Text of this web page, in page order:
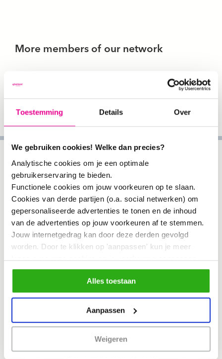
Toestemming Details Over
We gebruiken cookies! Welke dan precies?
Analytische cookies om je een optimale
gebruikerservaring te bieden.
Functionele cookies om jouw voorkeuren op te slaan.
Cookies van derde partijen (o.a. social netwerken) om
gepersonaliseerde advertenties te tonen en de inhoud
van de advertenties op jouw voorkeuren af te stemmen.
Jouw internetgedrag kan door deze derden gevolgd
worden. Door te klikken op 'aanpassen' kun je meer
lezen over onze cookies en je voorkeuren aanpassen.
Door op 'Alles toestaan' te klikken, ga je akkoord met het
gebruik van alle cookies zoals omschreven in
onscookiebeleid.
Alles toestaan
Aanpassen
Weigeren
More members of our network
Kalina Mikolajczak-Degrauwe.
Onderzoeker:Kalina
Mikolajczak-Degrauwe is
coördinator van het lectoraat
Gezonde Regio aan de HZ
University of Applied Sciences.